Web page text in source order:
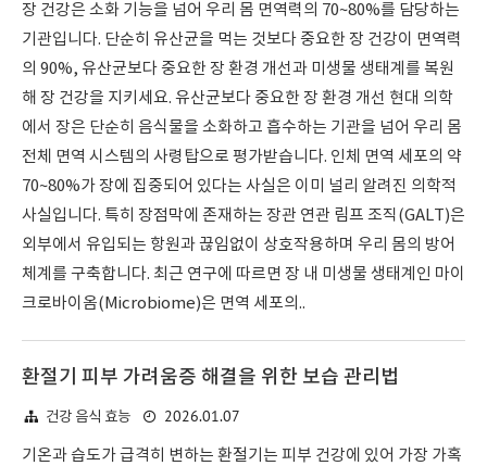
장 건강은 소화 기능을 넘어 우리 몸 면역력의 70~80%를 담당하는
기관입니다. 단순히 유산균을 먹는 것보다 중요한 장 건강이 면역력
의 90%, 유산균보다 중요한 장 환경 개선과 미생물 생태계를 복원
해 장 건강을 지키세요. 유산균보다 중요한 장 환경 개선 현대 의학
에서 장은 단순히 음식물을 소화하고 흡수하는 기관을 넘어 우리 몸
전체 면역 시스템의 사령탑으로 평가받습니다. 인체 면역 세포의 약
70~80%가 장에 집중되어 있다는 사실은 이미 널리 알려진 의학적
사실입니다. 특히 장점막에 존재하는 장관 연관 림프 조직(GALT)은
외부에서 유입되는 항원과 끊임없이 상호작용하며 우리 몸의 방어
체계를 구축합니다. 최근 연구에 따르면 장 내 미생물 생태계인 마이
크로바이옴(Microbiome)은 면역 세포의..
환절기 피부 가려움증 해결을 위한 보습 관리법
건강 음식 효능 2026.01.07
기온과 습도가 급격히 변하는 환절기는 피부 건강에 있어 가장 가혹